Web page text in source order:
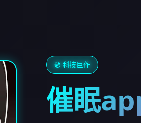
💿 科技巨作
催眠